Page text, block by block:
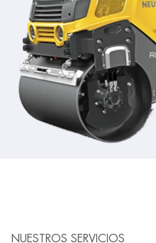
NUESTROS SERVICIOS